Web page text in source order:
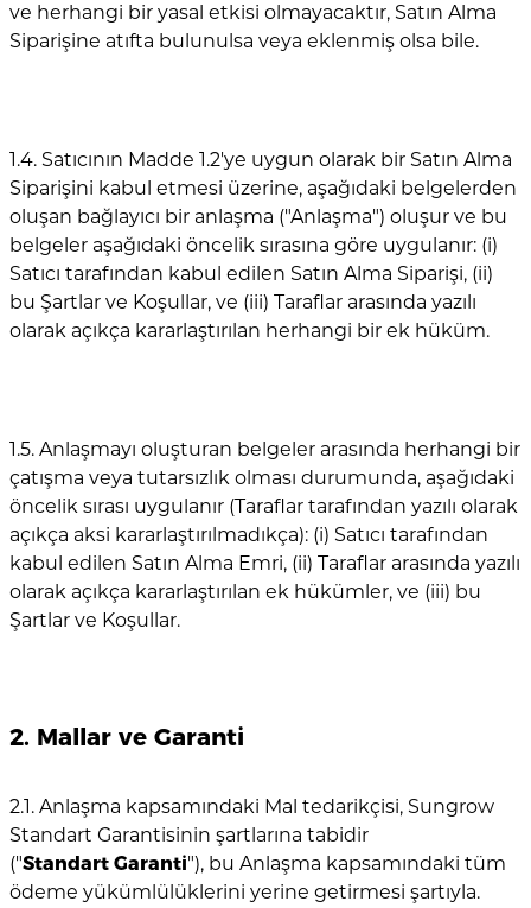
ve herhangi bir yasal etkisi olmayacaktır, Satın Alma
Siparişine atıfta bulunulsa veya eklenmiş olsa bile.
1.4. Satıcının Madde 1.2'ye uygun olarak bir Satın Alma
Siparişini kabul etmesi üzerine, aşağıdaki belgelerden
oluşan bağlayıcı bir anlaşma ("Anlaşma") oluşur ve bu
belgeler aşağıdaki öncelik sırasına göre uygulanır: (i)
Satıcı tarafından kabul edilen Satın Alma Siparişi, (ii)
bu Şartlar ve Koşullar, ve (iii) Taraflar arasında yazılı
olarak açıkça kararlaştırılan herhangi bir ek hüküm.
1.5. Anlaşmayı oluşturan belgeler arasında herhangi bir
çatışma veya tutarsızlık olması durumunda, aşağıdaki
öncelik sırası uygulanır (Taraflar tarafından yazılı olarak
açıkça aksi kararlaştırılmadıkça): (i) Satıcı tarafından
kabul edilen Satın Alma Emri, (ii) Taraflar arasında yazılı
olarak açıkça kararlaştırılan ek hükümler, ve (iii) bu
Şartlar ve Koşullar.
2. Mallar ve Garanti
2.1. Anlaşma kapsamındaki Mal tedarikçisi, Sungrow
Standart Garantisinin şartlarına tabidir
("Standart Garanti"), bu Anlaşma kapsamındaki tüm
ödeme yükümlülüklerini yerine getirmesi şartıyla.